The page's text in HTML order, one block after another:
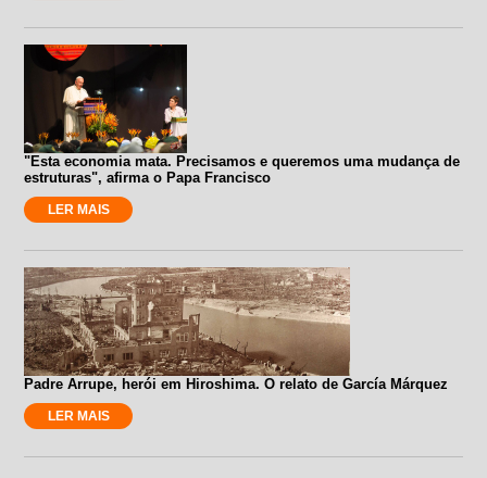
"Esta economia mata. Precisamos e queremos uma mudança de
estruturas", afirma o Papa Francisco
LER MAIS
Padre Arrupe, herói em Hiroshima. O relato de García Márquez
LER MAIS